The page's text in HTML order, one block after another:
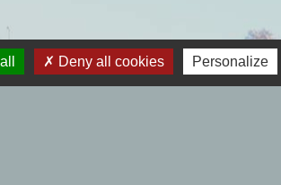
Deny all cookies Personalize